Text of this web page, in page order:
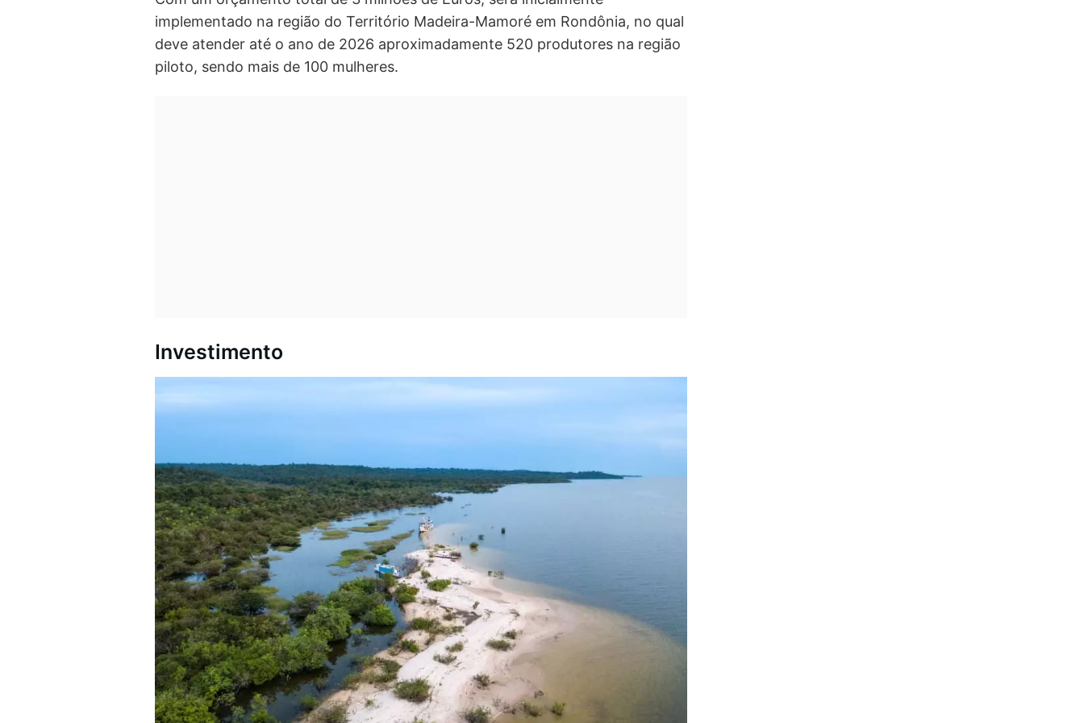
implementado na região do Território Madeira-Mamoré em Rondônia, no qual
deve atender até o ano de 2026 aproximadamente 520 produtores na região
piloto, sendo mais de 100 mulheres.
Investimento